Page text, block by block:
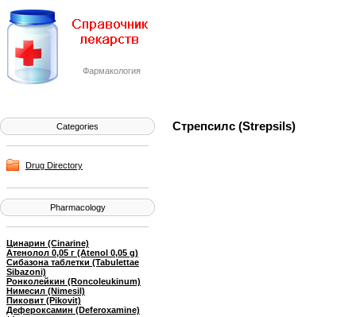
Фармакология
Categories
Drug Directory
Pharmacology
Цинарин (Cinarine)
Атенолол 0,05 г (Atenol 0,05 g)
Сибазона таблетки (Tabulettae
Sibazoni)
Ронколейкин (Roncoleukinum)
Нимесил (Nimesil)
Пиковит (Pikovit)
Дефероксамин (Deferoxamine)
Стрепсилс (Strepsils)